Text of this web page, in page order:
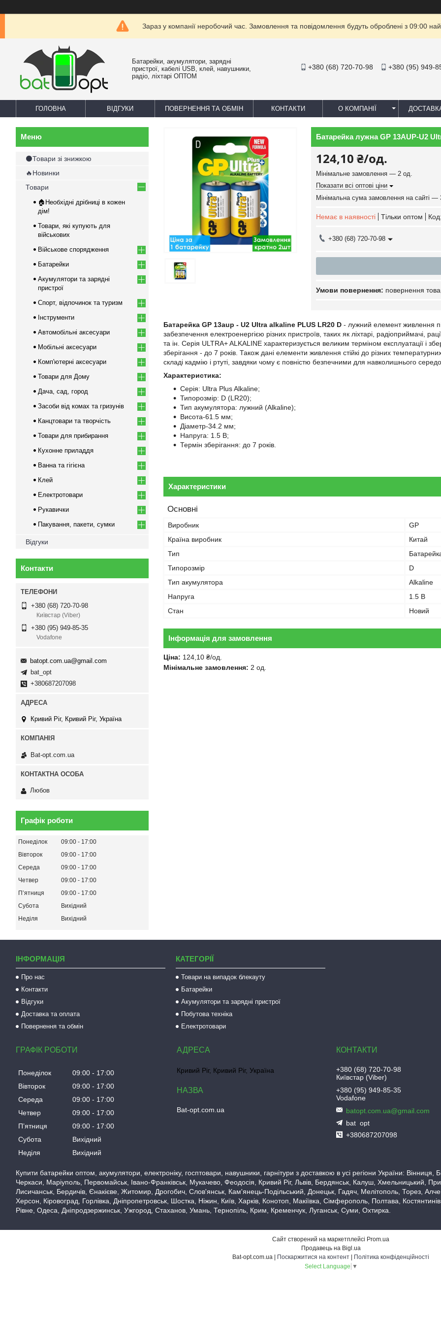
Зараз у компанії неробочий час. Замовлення та повідомлення будуть оброблені з 09:00
Батарейки, акумулятори, зарядні
пристрої, кабелі USB, клей, навушники,
радіо, ліхтарі ОПТОМ
+380 (68) 720-70-98 +380 (95) 949-
ГОЛОВНА ВІДГУКИ ПОВЕРНЕННЯ ТА ОБМІН КОНТАКТИ О КОМПАНІЇ
Батарейка лужна GP 13AUP-U2
124,10 ₴/од.
Мінімальне замовлення — 2 од.
Показати всі оптові ціни
Мінімальна сума замовлення на сайті —
Немає в наявності Тільки оптом
+380 (68) 720-70-98
повернення
Батарейка GP 13aup - U2 Ultra alkaline PLUS LR20 D - лужний елемент живлення
забезпечення електроенергією різних пристроїв, таких як ліхтарі, радіоприймачі,
та ін. Серія ULTRA+ ALKALINE характеризується великим терміном експлуатації і
зберігання - до 7 років. Також дані елементи живлення стійкі до різних
складі кадмію і ртуті, завдяки чому є повністю безпечними для навколишнього
Характеристика:
Серія: Ultra Plus Alkaline;
Типорозмір: D (LR20);
Тип акумулятора: лужний (Alkaline);
Висота-61.5 мм;
Діаметр-34.2 мм;
Напруга: 1.5 В;
Термін зберігання: до 7 років.
Характеристики
Основні
Виробник
GP
Країна виробник
Китай
Тип
Типорозмір
D
Тип акумулятора
Alkaline
Напруга
1.5 В
Стан
Новий
Інформація для замовлення
Ціна: 124,10 ₴/од.
Мінімальне замовлення: 2 од.
⚫Товари зі знижкою
🔥Новинки
Товари
🏠Необхідні дрібниці в кожен
дім!
Товари, які купують для
військових
Військове спорядження
Батарейки
Акумулятори та зарядні
пристрої
Спорт, відпочинок та туризм
Інструменти
Автомобільні аксесуари
Мобільні аксесуари
Комп'ютерні аксесуари
Товари для Дому
Дача, сад, город
Засоби від комах та гризунів
Канцтовари та творчість
Товари для прибирання
Кухонне приладдя
Ванна та гігієна
Клей
Електротовари
Рукавички
Пакування, пакети, сумки
Відгуки
Контакти
+380 (68) 720-70-98
Київстар (Viber)
+380 (95) 949-85-35
Vodafone
batopt.com.ua@gmail.com
bat_opt
+380687207098
Кривий Ріг, Кривий Ріг, Україна
Bat-opt.com.ua
Любов
Графік роботи
Понеділок 09:00
17:00
Вівторок
09:00
17:00
Середа
09:00
17:00
Четвер
09:00
17:00
Пʼятниця
09:00
17:00
Субота
Вихідний
Неділя
Вихідний
ІНФОРМАЦІЯ
Про нас
Контакти
Відгуки
Доставка та оплата
Повернення та обмін
КАТЕГОРІЇ
Товари на випадок блекауту
Батарейки
Акумулятори та зарядні пристрої
Побутова техніка
Електротовари
ГРАФІК РОБОТИ
Понеділок 09:00
17:00
Вівторок
09:00
17:00
Середа
09:00
17:00
Четвер
09:00
17:00
Пʼятниця
09:00
17:00
Субота
Вихідний
Неділя
Вихідний
Кривий Ріг, Кривий Ріг, Україна
Bat-opt.com.ua
+380 (68) 720-70-98
Київстар (Viber)
+380 (95) 949-85-35
Vodafone
batopt.com.ua@gmail.com
bat_opt
+380687207098
Купити батарейки оптом, акумулятори, електроніку, госптовари, навушники, гарнітури з доставкою в усі регіони України:
Черкаси, Маріуполь, Первомайськ, Івано-Франківськ, Мукачево, Феодосія, Кривий Ріг, Львів, Бердянськ, Калуш, Хмельницький,
Лисичанськ, Бердичів, Єнакієве, Житомир, Дрогобич, Слов'янськ, Кам'янець-Подільський, Донецьк, Гадяч, Мелітополь, Торез,
Херсон, Кіровоград, Горлівка, Дніпропетровськ, Шостка, Ніжин, Київ, Харків, Конотоп, Макіївка, Сімферополь, Полтава,
Рівне, Одеса, Дніпродзержинськ, Ужгород, Стаханов, Умань, Тернопіль, Крим, Кременчук, Луганськ, Суми, Охтирка.
Сайт створений на маркетплейсі Prom.ua
Продавець на Bigl.ua
Поскаржитися на контент
Політика конфіденційності
Select Language ▼